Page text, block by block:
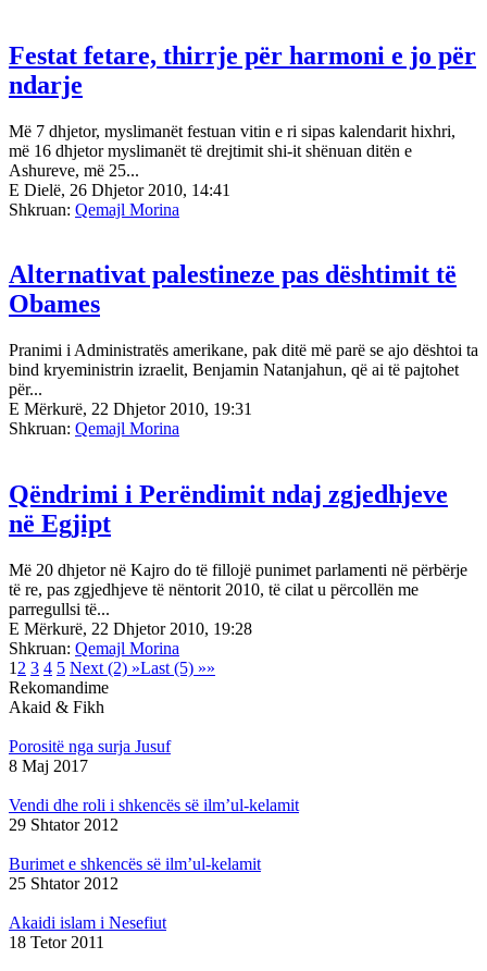
Festat fetare, thirrje për harmoni e jo për
ndarje
Më 7 dhjetor, myslimanët festuan vitin e ri sipas kalendarit hixhri,
më 16 dhjetor myslimanët të drejtimit shi-it shënuan ditën e
Ashureve, më 25...
E Dielë, 26 Dhjetor 2010, 14:41
Shkruan: Qemajl Morina
Alternativat palestineze pas dështimit të
Obames
Pranimi i Administratës amerikane, pak ditë më parë se ajo dështoi ta
bind kryeministrin izraelit, Benjamin Natanjahun, që ai të pajtohet
për...
E Mërkurë, 22 Dhjetor 2010, 19:31
Shkruan: Qemajl Morina
Qëndrimi i Perëndimit ndaj zgjedhjeve
në Egjipt
Më 20 dhjetor në Kajro do të fillojë punimet parlamenti në përbërje
të re, pas zgjedhjeve të nëntorit 2010, të cilat u përcollën me
parregullsi të...
E Mërkurë, 22 Dhjetor 2010, 19:28
Shkruan: Qemajl Morina
1 2 3 4 5 Next (2) »Last (5) »»
Rekomandime
Akaid & Fikh
Porositë nga surja Jusuf
8 Maj 2017
Vendi dhe roli i shkencës së ilm’ul-kelamit
29 Shtator 2012
Burimet e shkencës së ilm’ul-kelamit
25 Shtator 2012
Akaidi islam i Nesefiut
18 Tetor 2011